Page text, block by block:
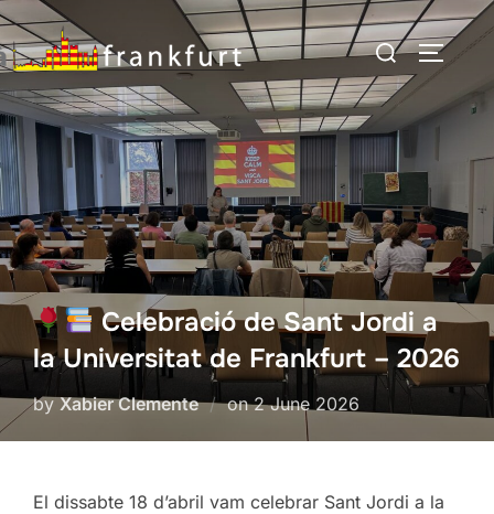
Skip
to
content
Search
for:
Celebració de Sant Jordi a
la Universitat de Frankfurt – 2026
byXabier Clemente onPosted
2 June 2026
El dissabte 18 d’abril vam celebrar Sant Jordi a la